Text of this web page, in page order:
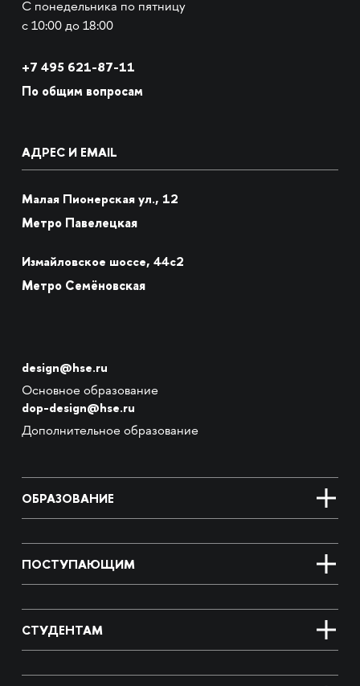
С понедельника по пятницу
с 10:00 до 18:00
+7 495 621-87-11
По общим вопросам
АДРЕС И EMAIL
Малая Пионерская ул., 12
Метро Павелецкая
Измайловское шоссе, 44с2
Метро Семёновская
design@hse.ru
Основное образование
dop-design@hse.ru
Дополнительное образование
ОБРАЗОВАНИЕ
ПОСТУПАЮЩИМ
СТУДЕНТАМ